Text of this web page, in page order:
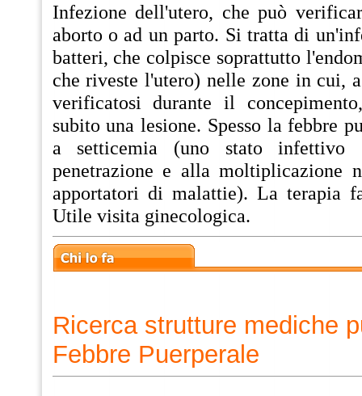
Infezione dell'utero, che può
aborto o ad un parto. Si tratta di
batteri, che colpisce soprattutto
che riveste l'utero) nelle zone in cui,
verificatosi durante il
subito una lesione. Spesso la febbre
a setticemia (uno stato infettivo
penetrazione e alla moltiplicazione
apportatori di malattie). La terapia
Utile visita ginecologica.
Ricerca strutture mediche
Febbre Puerperale